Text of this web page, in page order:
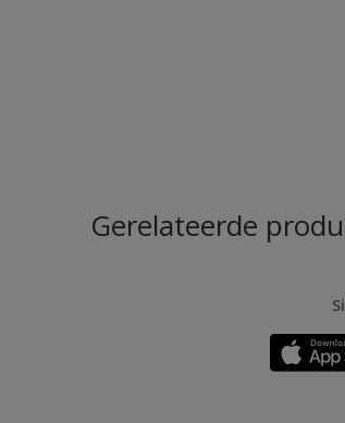
Gerelateerde